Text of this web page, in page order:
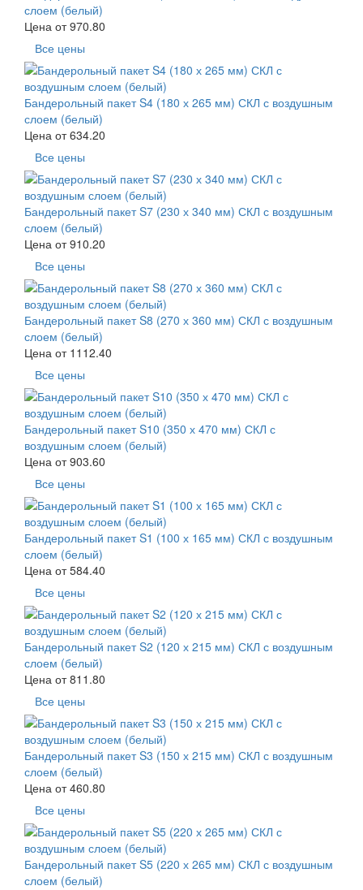
слоем (белый)
Цена от970.80
Все цены
Бандерольный пакет S4 (180 х 265 мм) СКЛ с воздушным
слоем (белый)
Цена от634.20
Все цены
Бандерольный пакет S7 (230 х 340 мм) СКЛ с воздушным
слоем (белый)
Цена от910.20
Все цены
Бандерольный пакет S8 (270 х 360 мм) СКЛ с воздушным
слоем (белый)
Цена от 1112.40
Все цены
Бандерольный пакет S10 (350 х 470 мм) СКЛ с
воздушным слоем (белый)
Цена от903.60
Все цены
Бандерольный пакет S1 (100 х 165 мм) СКЛ с воздушным
слоем (белый)
Цена от584.40
Все цены
Бандерольный пакет S2 (120 х 215 мм) СКЛ с воздушным
слоем (белый)
Цена от811.80
Все цены
Бандерольный пакет S3 (150 х 215 мм) СКЛ с воздушным
слоем (белый)
Цена от460.80
Все цены
Бандерольный пакет S5 (220 х 265 мм) СКЛ с воздушным
слоем (белый)